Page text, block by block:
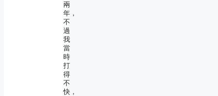
兩
年，
不
過
我
當
時
打
得
不
快，